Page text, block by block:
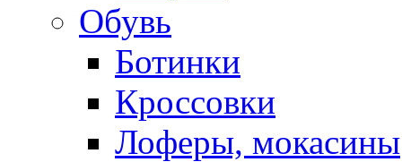
Обувь
Ботинки
Кроссовки
Лоферы, мокасины